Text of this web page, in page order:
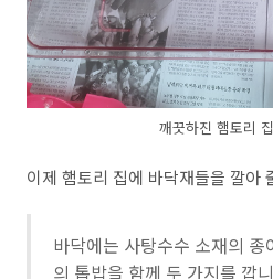
깨끗하진 햄토리
이제 햄토리 집에 바닥재들을 깔아
바닥에는 사탕수수 소재의
의 톱밥을 함께 두 가지를 깝